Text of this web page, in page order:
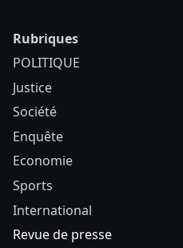
Rubriques
POLITIQUE
Justice
Société
Enquête
Economie
Sports
International
Revue de presse